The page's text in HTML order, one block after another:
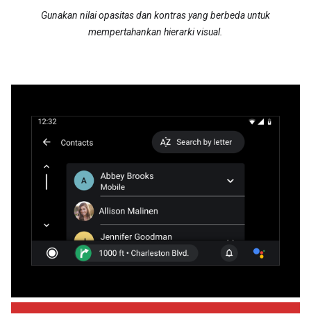
Gunakan nilai opasitas dan kontras yang berbeda untuk
mempertahankan hierarki visual.